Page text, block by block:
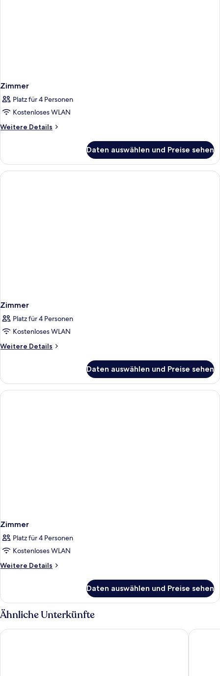
Zimmer
Platz für 4 Personen
Kostenloses WLAN
Weitere Details
Weitere
Daten auswählen und Preise sehen
Zimmer
Platz für 4 Personen
Kostenloses WLAN
Weitere Details
Weitere
Daten auswählen und Preise sehen
Zimmer
Platz für 4 Personen
Kostenloses WLAN
Weitere Details
Weitere
Daten auswählen und Preise sehen
Ähnliche Unterkünfte
Grupotel Taurus Park